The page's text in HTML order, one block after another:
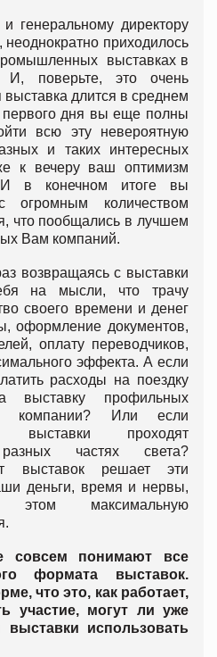
генеральному директору
неоднократно приходилось
выставках в
И, поверьте, это очень
длится в среднем
дня вы еще полны
всю эту невероятную
и таких интересных
к вечеру ваш оптимизм
И в конечном итоге вы
огромным количеством
что пообщались в лучшем
Вам компаний.
возвращаясь с выставки
на мысли, что трачу
своего времени и денег
оформление документов,
оплату переводчиков,
эффекта. А если
расходы на поездку
профильных
компании? Или если
проходят
частях света?
выставок решает эти
деньги, время и нервы,
этом максимальную
понимают все
формата выставок.
что это, как работает,
участие, могут ли уже
использовать